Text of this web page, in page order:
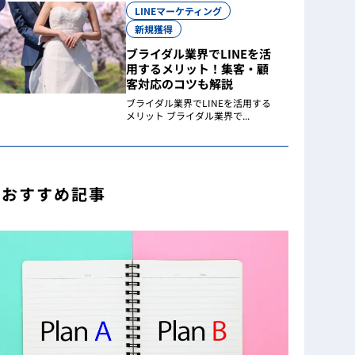
LINEマーケティング
新規獲得
ブライダル業界でLINEを活
用するメリット！集客・顧
客対応のコツも解説
ブライダル業界でLINEを活用する
メリット ブライダル業界で...
おすすめ記事